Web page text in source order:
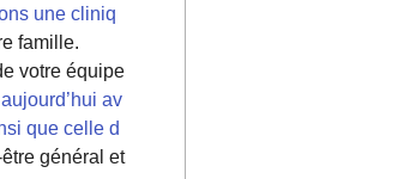
une cliniq
famille.
votre équipe
av
que celle d
général et